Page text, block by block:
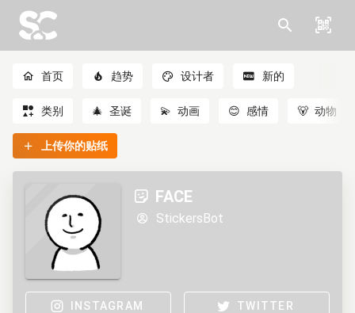
首页 趋势 设计者 新的
类别 🎄 圣诞 💫 动画 😊 感情 🐻 动物
上传你的贴纸
FACE
StickersBot
INSTAGRAM TWITTER